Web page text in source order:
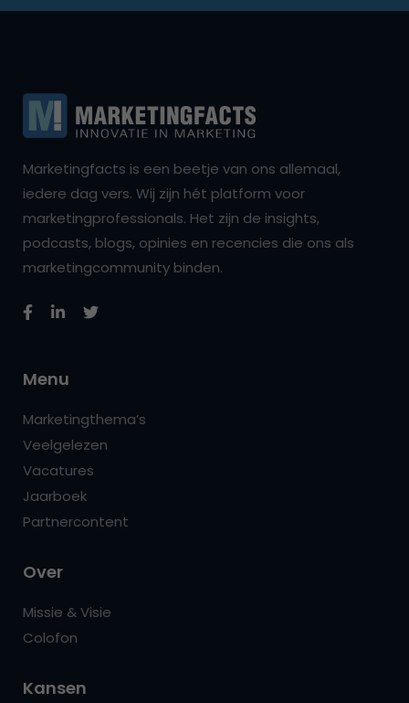
Marketingfacts is een beetje van ons allemaal,
iedere dag vers. Wij zijn hét platform voor
marketingprofessionals. Het zijn de insights,
podcasts, blogs, opinies en recencies die ons als
marketingcommunity binden.
Menu
Marketingthema’s
Veelgelezen
Vacatures
Jaarboek
Partnercontent
Over
Missie & Visie
Colofon
Kansen